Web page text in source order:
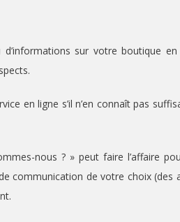
sur votre boutique
en ligne s’il n’en connaît pas
nous ? » peut faire l’affaire
communication de votre choix